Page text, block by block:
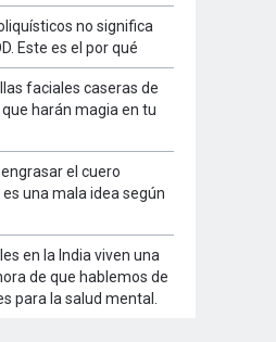
no significa
Este es el por qué
faciales caseras de
harán magia en tu
el cuero
una mala idea según
en la India viven una
de que hablemos de
para la salud mental.